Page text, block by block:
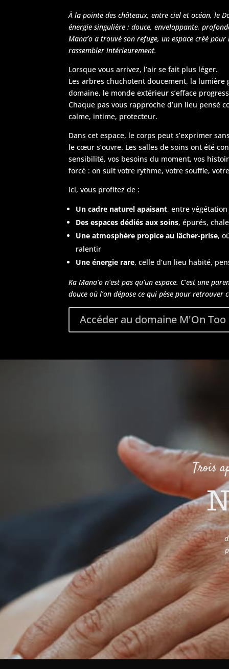
À la pointe des châteaux, entre ciel et océan, le
énergie singulière : douce, enveloppante,
Mana’o a trouvé son refuge, un espace créé
rassembler intérieurement.
Lorsque vous arrivez, l’air se fait plus léger.
Les arbres chuchotent doucement, la lumière
domaine, le monde extérieur s’efface
Chaque pas vous rapproche d’un lieu pensé
calme, intime, protecteur.
Dans cet espace, le corps peut s’exprimer
le cœur s’ouvre. Les salles de soins ont été
sensibilité, vos besoins du moment, vos
forcé : on suit votre rythme, votre souffle,
Ici, vous profitez de :
Un cadre naturel apaisant, entre
Des espaces dédiés aux soins, épurés,
Une atmosphère propice au lâcher-prise,
ralentir
Une énergie rare, celle d’un lieu habité,
Ka Mana’o n’est pas qu’un espace. C’est une
douce où l’on dépose ce qui pèse pour retrouver
Accéder au domaine M'On Too
Trois